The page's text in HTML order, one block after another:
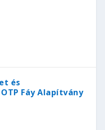
és
Fáy Alapítvány